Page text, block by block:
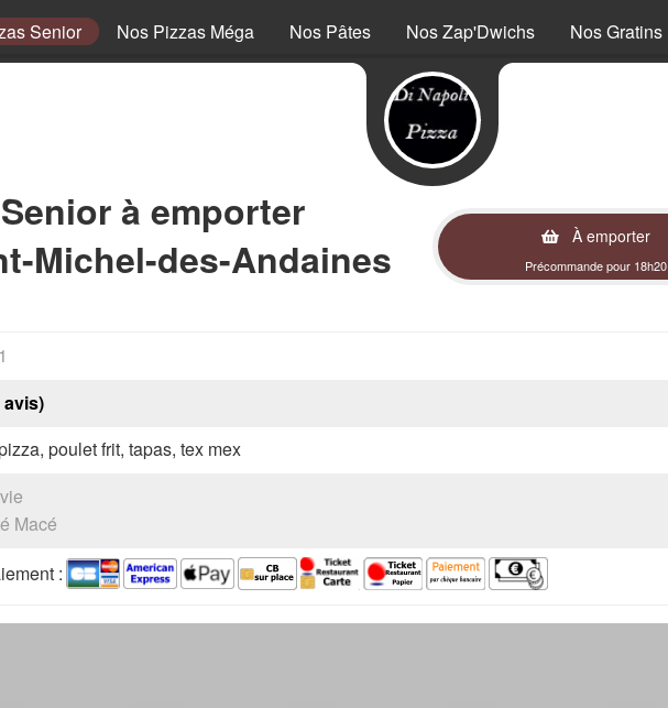
Senior Nos Pizzas Méga Nos Pâtes Nos Zap'Dwichs Nos Gratins
à emporter
Michel-des-Andaines
À emporter
Précommande pour 18h20
avis)
poulet frit, tapas, tex mex
Macé
: